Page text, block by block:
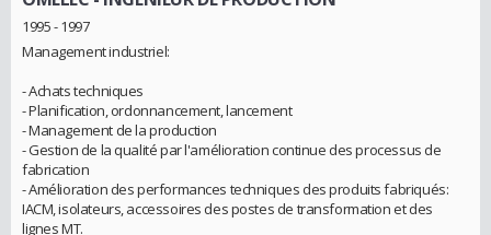
1995 - 1997
Management industriel:
- Achats techniques
- Planification, ordonnancement, lancement
- Management de la production
- Gestion de la qualité par l'amélioration continue des processus de
fabrication
- Amélioration des performances techniques des produits fabriqués:
IACM, isolateurs, accessoires des postes de transformation et des
lignes MT.